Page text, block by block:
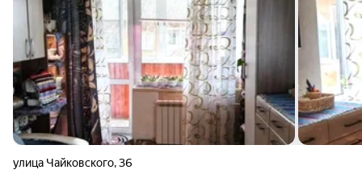
улица Чайковского,36